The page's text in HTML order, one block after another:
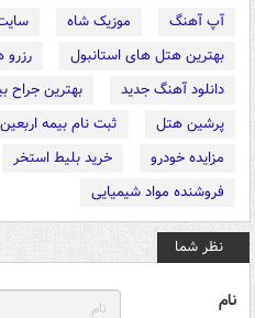
آپ آهنگ موزیک شاه
بهترین هتل های استانبول
رزرو
دانلود آهنگ جدید
بهترین جراح
پرشین هتل
ثبت نام بیمه اربعین
مزایده خودرو
خرید بلیط استخر
فروشنده مواد شیمیایی
نظر شما
نام